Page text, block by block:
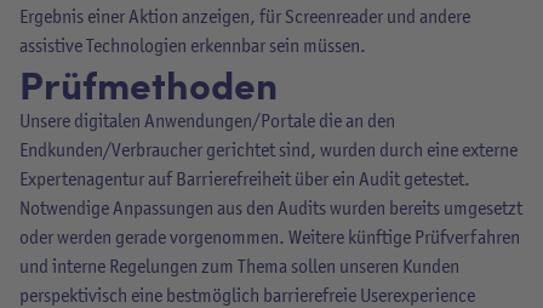
Ergebnis einer Aktion anzeigen, für Screenreader und andere
assistive Technologien erkennbar sein müssen.
Prüfmethoden
Unsere digitalen Anwendungen/Portale die an den
Endkunden/Verbraucher gerichtet sind, wurden durch eine externe
Expertenagentur auf Barrierefreiheit über ein Audit getestet.
Notwendige Anpassungen aus den Audits wurden bereits umgesetzt
oder werden gerade vorgenommen. Weitere künftige Prüfverfahren
und interne Regelungen zum Thema sollen unseren Kunden
perspektivisch eine bestmöglich barrierefreie Userexperience